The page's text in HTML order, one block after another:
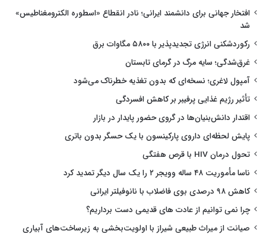
افتخار جهانی برای دانشمند ایرانی؛ نادر انقطاع «اسطوره الکترومغناطیس»
شد
رکوردشکنی انرژی تجدیدپذیر با ۵۸۰۰ مگاوات برق
غرق‌شدگی؛ سایه مرگ در گرمای تابستان
آمپول لاغری؛ نسخه‌ای که بدون تغذیه خطرناک می‌شود
تأثیر رژیم غذایی پرفیبر بر کاهش افسردگی
اقتدار دانش‌بنیان‌ها در گروی حضور پایدار در بازار
پایش لحظه‌ای داروی پارکینسون با یک حسگر بدون باتری
تحول درمان HIV با قرص هفتگی
ناسا مأموریت ۴۸ ساله وویجر ۲ را یک سال دیگر تمدید کرد
کاهش ۹۸ درصدی بوی فاضلاب با نانوفیلتر ایرانی
چرا نمی توانیم از عادت های قدیمی دست برداریم؟
صیانت از میراث طبیعی شیراز با اولویت‌بخشی به زیرساخت‌های آبیاری